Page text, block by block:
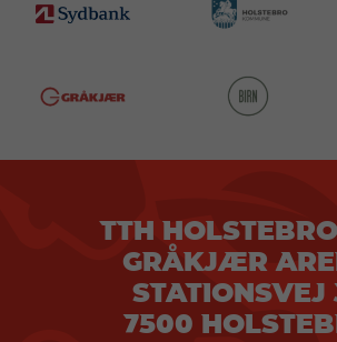
TTH
GRÅKJÆR
STATIONSVEJ
7500